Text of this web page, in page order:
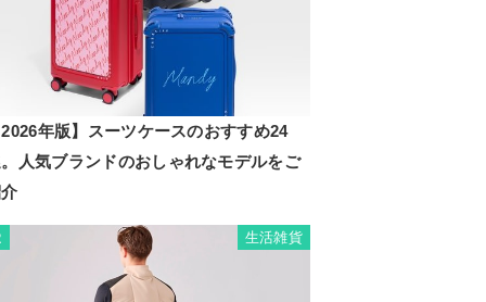
年版】スーツケースのおすすめ24
人気ブランドのおしゃれなモデルをご
生活雑貨